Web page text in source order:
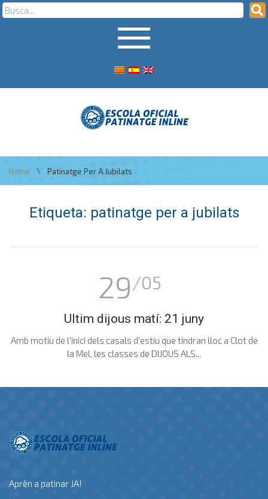
Home \ Patinatge Per A Jubilats
Etiqueta: patinatge per a jubilats
29/05
Ultim dijous matí: 21 juny
Amb motiu de l'inici dels casals d'estiu que tindran lloc a Clot de
la Mel, les classes de DIJOUS ALS...
Aprèn a patinar JA!